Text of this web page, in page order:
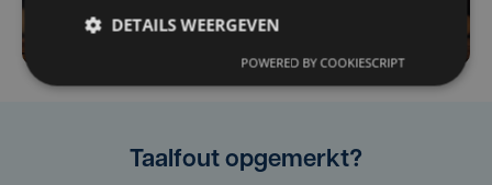
Taalfout opgemerkt?
DETAILS WEERGEVEN
POWERED BY COOKIESCRIPT